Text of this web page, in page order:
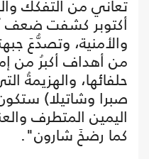
أكتوبر كشفت ضعف
والأمنية، وتصدُّعَ
من أهداف أكبرُ من
حلفائها، والهزيمةُ
صبرا وشاتيلا)
اليمين المتطرف
كما رضخَ شارون".